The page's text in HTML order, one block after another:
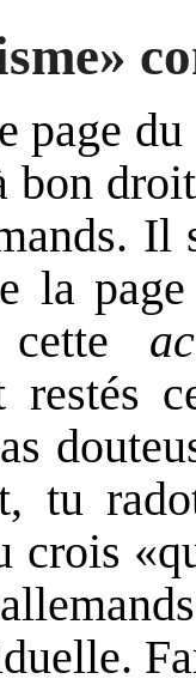
page
bon
la
restés
tu
crois